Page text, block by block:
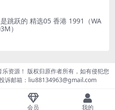
跳跃的 精选05 香港 1991（WA
）
资源！ 版权归原作者所有，如有侵犯您
诉邮箱：liu88134963@gmail.com
会员 我的